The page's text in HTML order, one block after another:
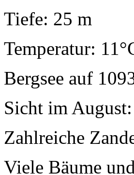
Tiefe: 25 m
Temperatur:
Bergsee auf
Sicht im
Zahlreiche
Viele Bäume